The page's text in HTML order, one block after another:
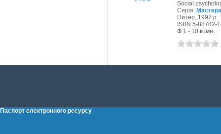
Social
Серія:
Питер, 1997 р.
ISBN 5-88782-
Ф 1 - 10 комн.
Паспорт електронного ресурсу